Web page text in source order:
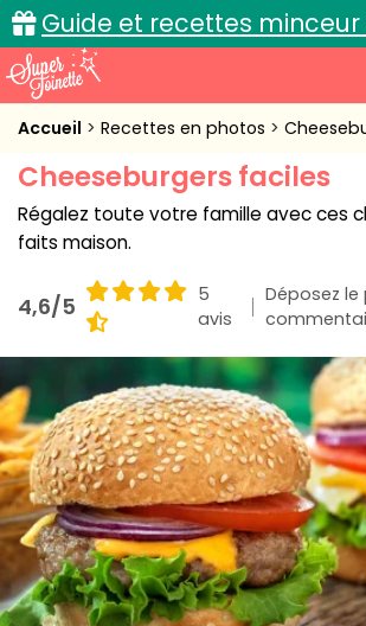
Guide et recettes minceur
Accueil
Recettes de cuisine
Cuisine pratique
L'actu cuisine
Connexion
Accueil Recettes en photos
Cheeseburgers faciles
Régalez toute votre famille avec ces
faits maison.
4,6/5
5
avis
Déposez le